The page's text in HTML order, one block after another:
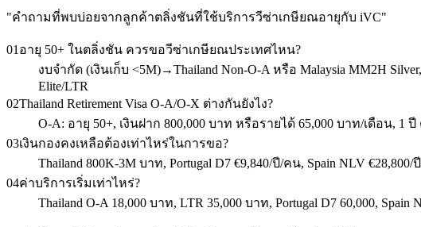
"คำถามที่พบบ่อยจากลูกค้าตลิ่งชันที่ใช้บริการวีซ่าเกษียณอายุกับ iVC"
01 อายุ 50+ ในตลิ่งชัน ควรขอวีซ่าเกษียณประเทศไหน?
งบจำกัด (เงินเก็บ <5M)→Thailand Non-O-A หรือ Malaysia MM2H
Elite/LTR
02Thailand Retirement Visa O-A/O-X ต่างกันยังไง?
O-A: อายุ 50+, เงินฝาก 800,000 บาท หรือรายได้ 65,000 บาท/เดือน, 1
03เงินกองคงเหลือต้องเท่าไหร่ในการขอ?
Thailand 800K-3M บาท, Portugal D7 €9,840/ปี/คน, Spain NLV €28,800/
04ค่าบริการเริ่มเท่าไหร่?
Thailand O-A 18,000 บาท, LTR 35,000 บาท, Portugal D7 60,000, Spain